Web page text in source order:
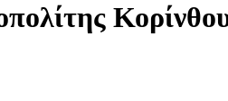
Κορίνθου